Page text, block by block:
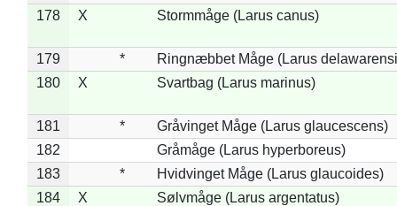
178
X Stormmåge (Larus canus)
179 *
Ringnæbbet Måge (Larus
180
X Svartbag (Larus marinus)
181 *
Gråvinget Måge (Larus glaucescens)
182
Gråmåge (Larus hyperboreus)
183
*
Hvidvinget Måge (Larus glaucoides)
184
X
Sølvmåge (Larus argentatus)